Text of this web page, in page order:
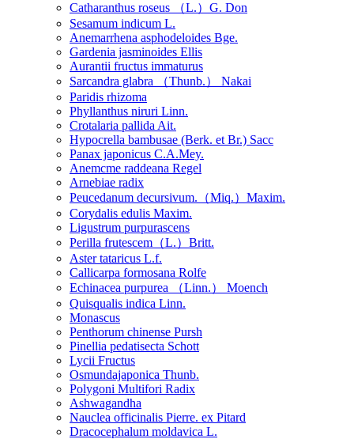
Catharanthus roseus （L.）G. Don
Sesamum indicum L.
Anemarrhena asphodeloides Bge.
Gardenia jasminoides Ellis
Aurantii fructus immaturus
Sarcandra glabra （Thunb.） Nakai
Paridis rhizoma
Phyllanthus niruri Linn.
Crotalaria pallida Ait.
Hypocrella bambusae (Berk. et Br.) Sacc
Panax japonicus C.A.Mey.
Anemcme raddeana Regel
Arnebiae radix
Peucedanum decursivum.（Miq.）Maxim.
Corydalis edulis Maxim.
Ligustrum purpurascens
Perilla frutescem（L.）Britt.
Aster tataricus L.f.
Callicarpa formosana Rolfe
Echinacea purpurea （Linn.） Moench
Quisqualis indica Linn.
Monascus
Penthorum chinense Pursh
Pinellia pedatisecta Schott
Lycii Fructus
Osmundajaponica Thunb.
Polygoni Multifori Radix
Ashwagandha
Nauclea officinalis Pierre. ex Pitard
Dracocephalum moldavica L.